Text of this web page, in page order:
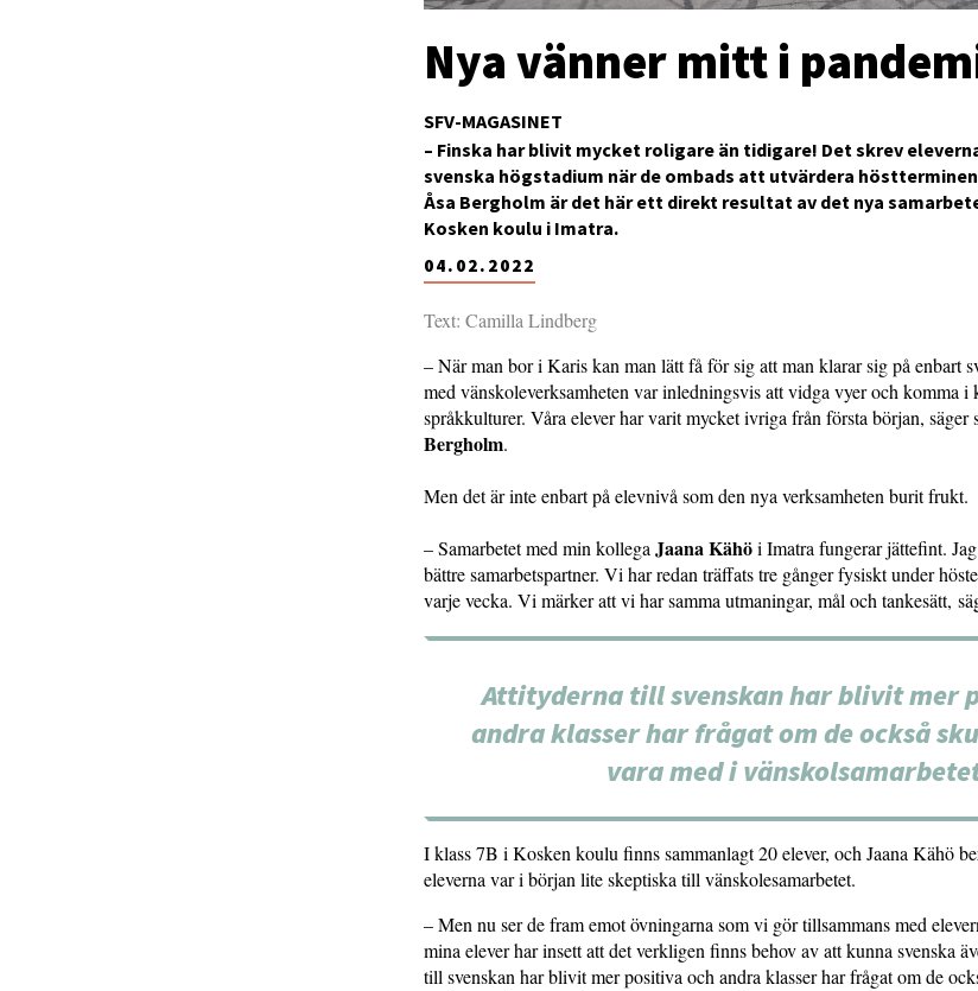
SFV-MAGASINET
Nya vänner mitt i
04.02.2022
– Finska har blivit mycket roligare än tidigare! Det skrev
svenska högstadium när de ombads att utvärdera
Åsa Bergholm är det här ett direkt resultat av det nya
Kosken koulu i Imatra.
Text: Camilla Lindberg
– När man bor i Karis kan man lätt få för sig att man klarar sig på enbart
med vänskoleverksamheten var inledningsvis att vidga vyer och komma i
språkkulturer. Våra elever har varit mycket ivriga från första början, säger
Bergholm.
Men det är inte enbart på elevnivå som den nya verksamheten burit frukt.
– Samarbetet med min kollegaJaana Kähöi Imatra fungerar jättefint.
bättre samarbetspartner. Vi har redan träffats tre gånger fysiskt under
varje vecka. Vi märker att vi har samma utmaningar, mål och tankesätt,
Attityderna till svenskan har blivit mer
andra klasser har frågat om de också
vara med i
I klass 7B i Kosken koulu finns sammanlagt 20 elever, och Jaana Kähö
eleverna var i början lite skeptiska till vänskolesamarbetet.
– Men nu ser de fram emot övningarna som vi gör tillsammans med
mina elever har insett att det verkligen finns behov av att kunna svenska
till svenskan har blivit mer positiva och andra klasser har frågat om de